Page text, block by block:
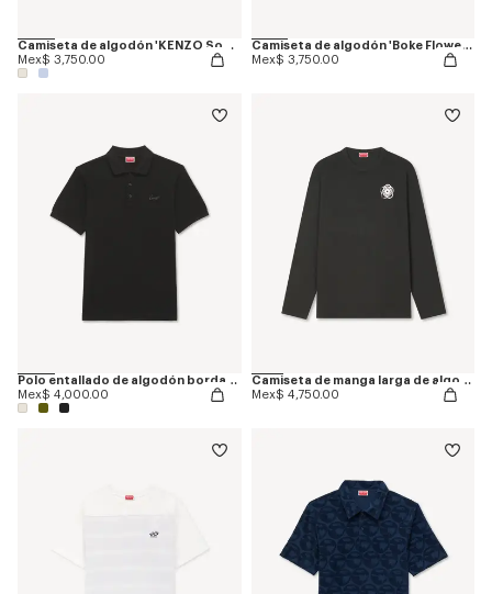
Camiseta de algodón 'KENZO Sounds'
Mex$ 3,750.00
Camiseta de algodón 'Boke Flower 2.0'
Mex$ 3,750.00
Polo entallado de algodón bordado 'KENZO Signature'
Mex$ 4,000.00
Camiseta de manga larga de algodón 'Boke Flower 2.0'
Mex$ 4,750.00